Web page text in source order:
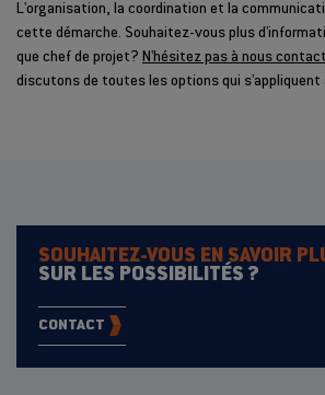
L'organisation, la coordination et la
cette démarche. Souhaitez-vous plus
que chef de projet? N'hésitez pas à nous
discutons de toutes les options qui s'appliquent
SOUHAITEZ-VOUS EN SAVOIR
SUR LES POSSIBILITÉS ?
CONTACT